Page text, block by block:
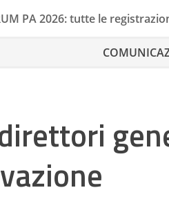
PA 2026: tutte le